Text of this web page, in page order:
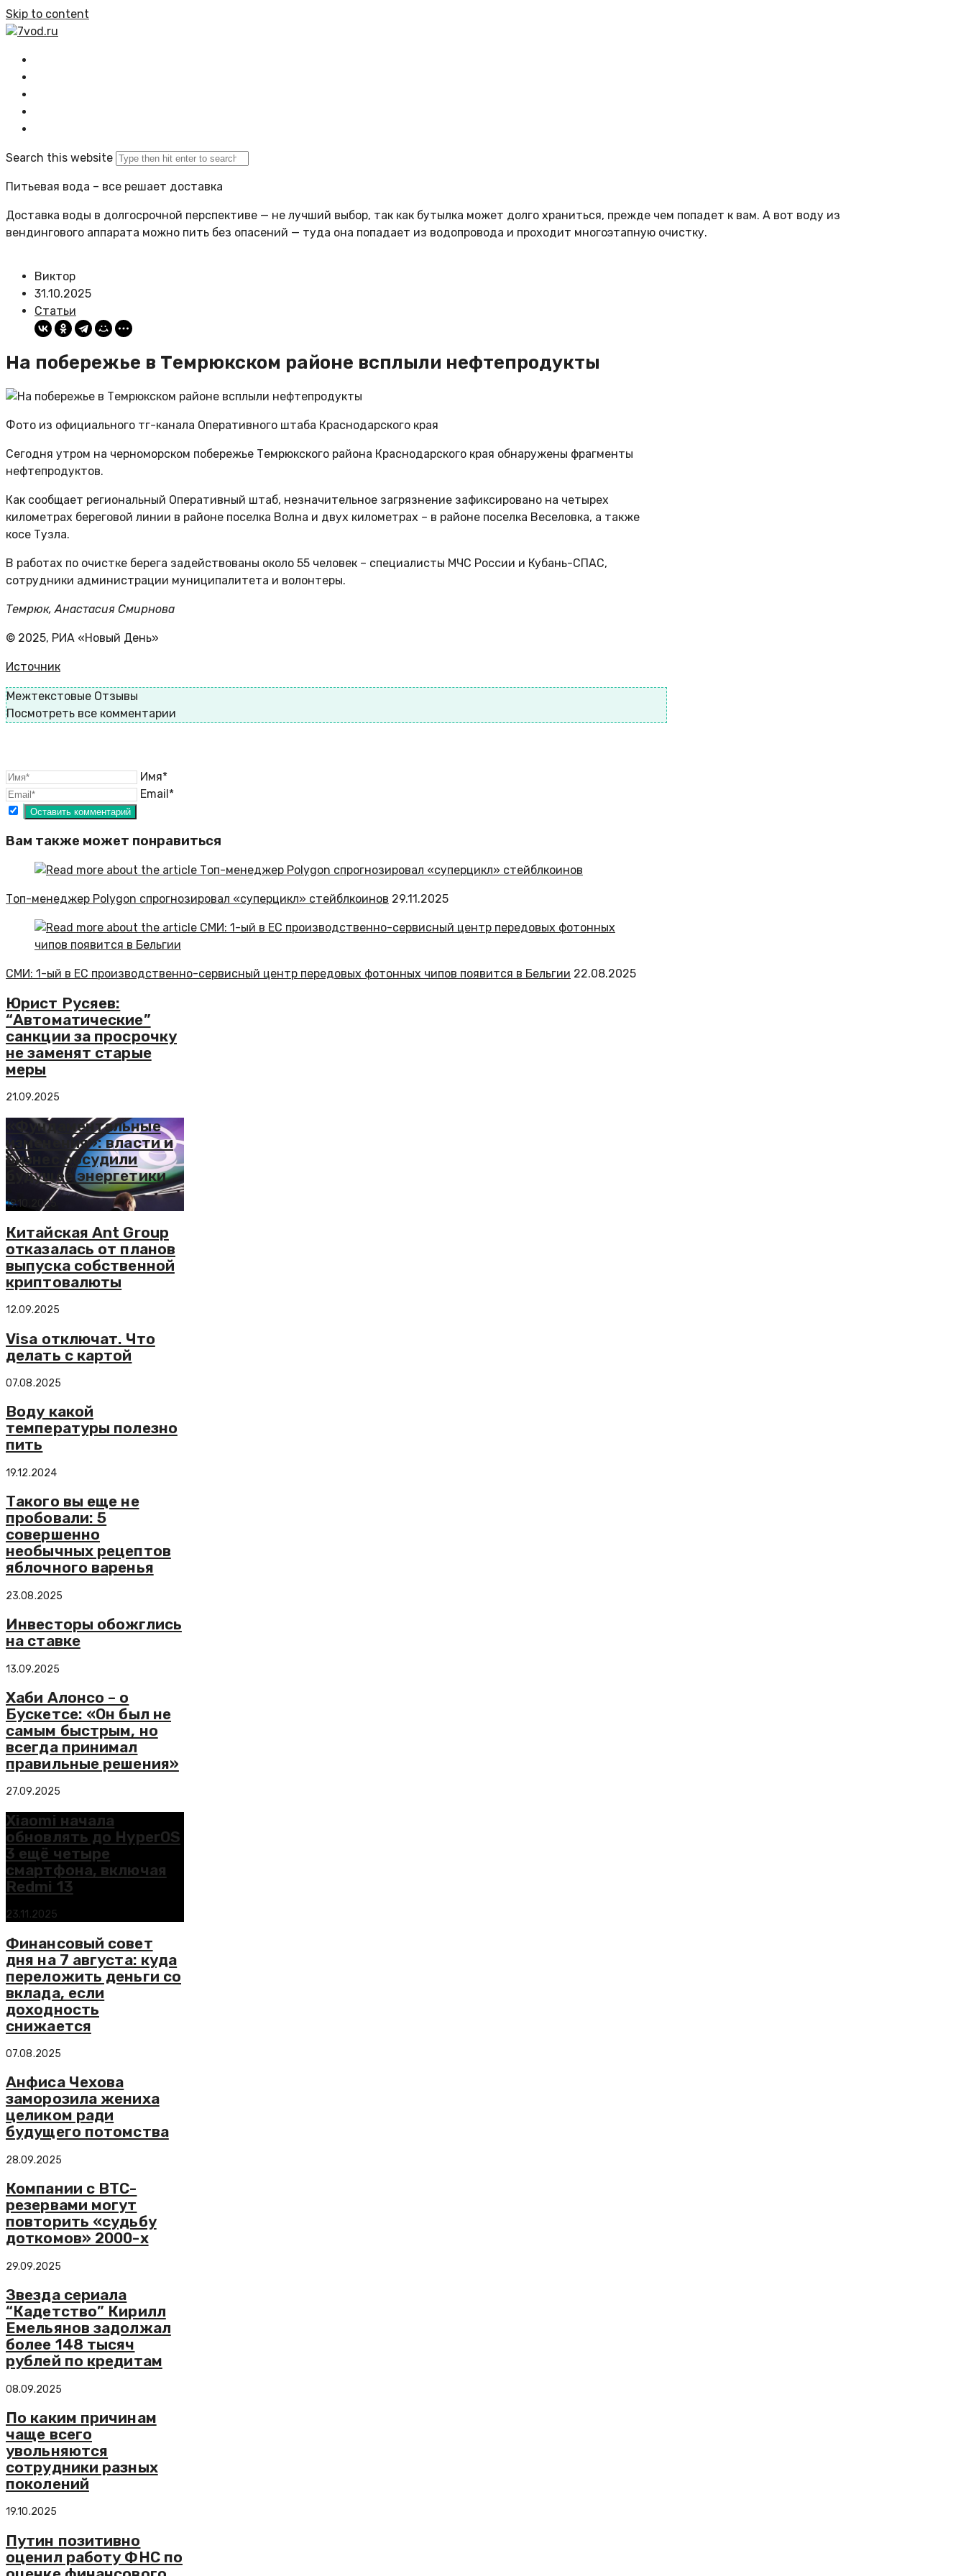
Skip to content
7vod.ru
Search this website
Питьевая вода – все решает доставка
Доставка воды в долгосрочной перспективе — не лучший выбор, так как бутылка может долго храниться, прежде чем попадет к вам. А вот воду из
вендингового аппарата можно пить без опасений — туда она попадает из водопровода и проходит многоэтапную очистку.
Виктор
31.10.2025
Статьи
На побережье в Темрюкском районе всплыли нефтепродукты
Фото из официального тг-канала Оперативного штаба Краснодарского края
Сегодня утром на черноморском побережье Темрюкского района Краснодарского края обнаружены фрагменты
нефтепродуктов.
Как сообщает региональный Оперативный штаб, незначительное загрязнение зафиксировано на четырех
километрах береговой линии в районе поселка Волна и двух километрах – в районе поселка Веселовка, а также
косе Тузла.
В работах по очистке берега задействованы около 55 человек – специалисты МЧС России и Кубань-СПАС,
сотрудники администрации муниципалитета и волонтеры.
Темрюк, Анастасия Смирнова
© 2025, РИА «Новый День»
Источник
Межтекстовые Отзывы
Посмотреть все комментарии
Имя*
Email*
Вам также может понравиться
Топ-менеджер Polygon спрогнозировал «суперцикл» стейблкоинов 29.11.2025
СМИ: 1-ый в ЕС производственно-сервисный центр передовых фотонных чипов появится в Бельгии 22.08.2025
Юрист Русяев:
“Автоматические”
санкции за просрочку
не заменят старые
меры
21.09.2025
«Фундаментальные
изменения»: власти и
бизнес обсудили
будущее энергетики
19.10.2025
Китайская Ant Group
отказалась от планов
выпуска собственной
криптовалюты
12.09.2025
Visa отключат. Что
делать с картой
07.08.2025
Воду какой
температуры полезно
пить
19.12.2024
Такого вы еще не
пробовали: 5
совершенно
необычных рецептов
яблочного варенья
23.08.2025
Инвесторы обожглись
на ставке
13.09.2025
Хаби Алонсо – о
Бускетсе: «Он был не
самым быстрым, но
всегда принимал
правильные решения»
27.09.2025
Xiaomi начала
обновлять до HyperOS
3 ещё четыре
смартфона, включая
Redmi 13
23.11.2025
Финансовый совет
дня на 7 августа: куда
переложить деньги со
вклада, если
доходность
снижается
07.08.2025
Анфиса Чехова
заморозила жениха
целиком ради
будущего потомства
28.09.2025
Компании с BTC-
резервами могут
повторить «судьбу
доткомов» 2000-х
29.09.2025
Звезда сериала
“Кадетство” Кирилл
Емельянов задолжал
более 148 тысяч
рублей по кредитам
08.09.2025
По каким причинам
чаще всего
увольняются
сотрудники разных
поколений
19.10.2025
Путин позитивно
оценил работу ФНС по